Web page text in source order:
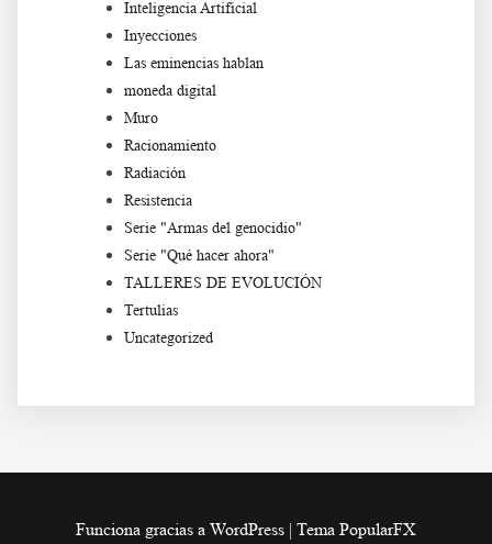
Inteligencia Artificial
Inyecciones
Las eminencias hablan
moneda digital
Muro
Racionamiento
Radiación
Resistencia
Serie "Armas del genocidio"
Serie "Qué hacer ahora"
TALLERES DE EVOLUCIÓN
Tertulias
Uncategorized
Funciona gracias a WordPress | Tema PopularFX